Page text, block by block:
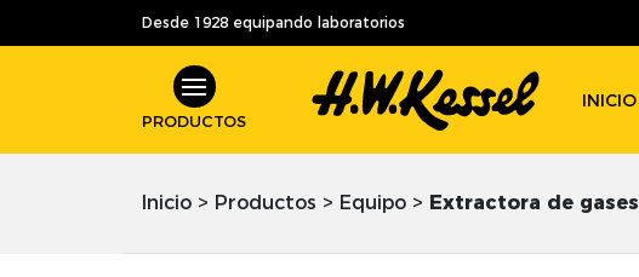
Desde 1928 equipando laboratorios
PRODUCTOS
INICIO
Inicio > Productos > Equipo > Extractora de gases